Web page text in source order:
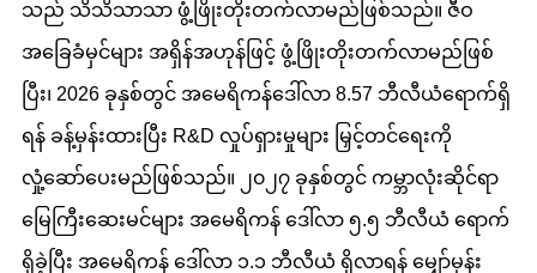
သည် သိသိသာသာ ဖွံ့ဖြိုးတိုးတက်လာမည်ဖြစ်သည်။ ဇီဝ
အခြေခံမှင်များ အရှိန်အဟုန်ဖြင့် ဖွံ့ဖြိုးတိုးတက်လာမည်ဖြစ်
ပြီး၊ 2026 ခုနှစ်တွင် အမေရိကန်ဒေါ်လာ 8.57 ဘီလီယံရောက်ရှိ
ရန် ခန့်မှန်းထားပြီး R&D လှုပ်ရှားမှုများ မြှင့်တင်ရေးကို
လှုံ့ဆော်ပေးမည်ဖြစ်သည်။ ၂၀၂၇ ခုနှစ်တွင် ကမ္ဘာလုံးဆိုင်ရာ
မြေကြီးဆေးမင်များ အမေရိကန် ဒေါ်လာ ၅.၅ ဘီလီယံ ရောက်
ရှိခဲ့ပြီး အမေရိကန် ဒေါ်လာ ၁.၁ ဘီလီယံ ရှိလာရန် မျှော်မှန်း